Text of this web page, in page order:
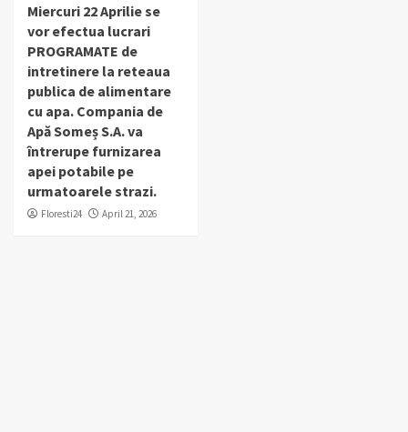
Miercuri 22 Aprilie se
vor efectua lucrari
PROGRAMATE de
intretinere la reteaua
publica de alimentare
cu apa. Compania de
Apă Someș S.A. va
întrerupe furnizarea
apei potabile pe
urmatoarele strazi.
Floresti24 April 21, 2026